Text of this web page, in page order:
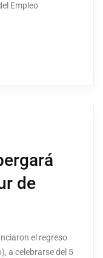
Empleo
de
el regreso
a celebrarse del 5